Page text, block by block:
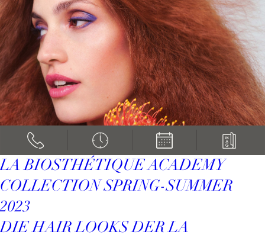
LA BIOSTHÉTIQUE ACADEMY
COLLECTION SPRING-SUMMER
2023
DIE HAIR LOOKS DER LA